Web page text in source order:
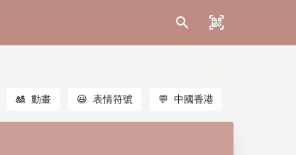
🎎 動畫 😃 表情符號 💬 中國香港